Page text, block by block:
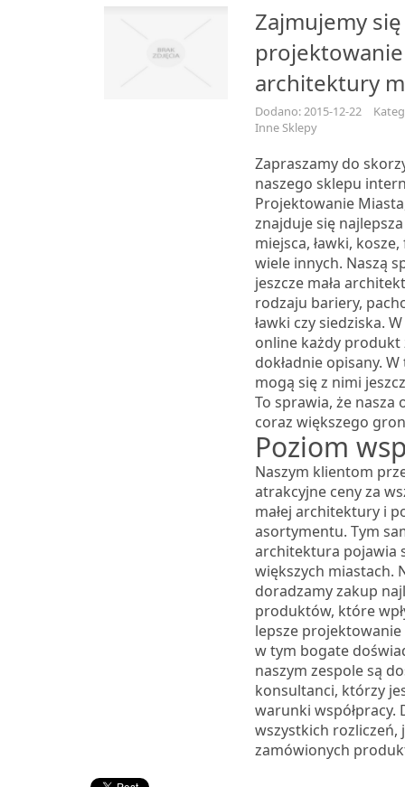
Zajmujemy się
architektury
Dodano: 2015-12-22
Inne Sklepy
Zapraszamy do
naszego sklepu
Projektowanie
znajduje się
miejsca, ławki,
wiele innych. Naszą
jeszcze mała
rodzaju bariery,
ławki czy siedziska.
online każdy produkt
dokładnie opisany.
mogą się z nimi
To sprawia, że
coraz większego
Poziom
Naszym klientom
atrakcyjne ceny za
małej architektury i
asortymentu. Tym
architektura pojawia
większych miastach.
doradzamy zakup
produktów, które
lepsze
w tym bogate
naszym zespole są
konsultanci, którzy
warunki współpracy.
wszystkich
zamówionych